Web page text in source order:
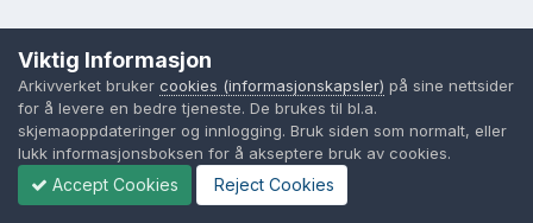
Viktig Informasjon
Arkivverket bruker cookies (informasjonskapsler) på sine nettsider
for å levere en bedre tjeneste. De brukes til bl.a.
skjemaoppdateringer og innlogging. Bruk siden som normalt, eller
lukk informasjonsboksen for å akseptere bruk av cookies.
Accept Cookies Reject Cookies